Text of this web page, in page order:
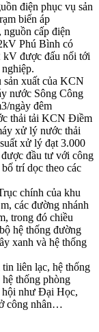
điện phục vụ sản
biến áp
cấp điện
Phú Bình có
kV được đấu nối tới
sản xuất của KCN
nước Sông Công
ngày đêm
thải tải KCN Điềm
xử lý nước thải
xử lý đạt 3.000
đầu tư với công
trí dọc theo các
chính của khu
các đường nhánh
trong đó chiều
hệ thống đường
xanh và hệ thống
liên lạc, hệ thống
thống phòng
hội như Đại Học,
công nhân…